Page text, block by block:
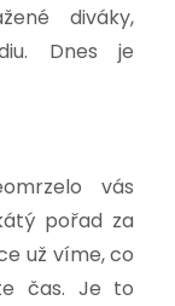
diváky,
Dnes je
vás
pořad za
už víme, co
čas. Je to